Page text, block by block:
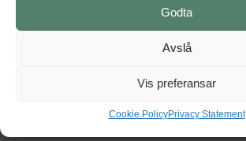
Godta
Avslå
Vis preferansar
Cookie PolicyPrivacy Statement
Kunsthuset Kabuso